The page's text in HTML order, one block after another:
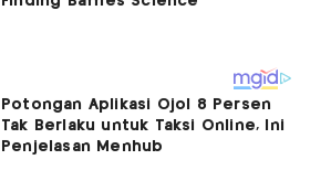
Potongan Aplikasi Ojol 8 Persen
Tak Berlaku untuk Taksi Online, Ini
Penjelasan Menhub